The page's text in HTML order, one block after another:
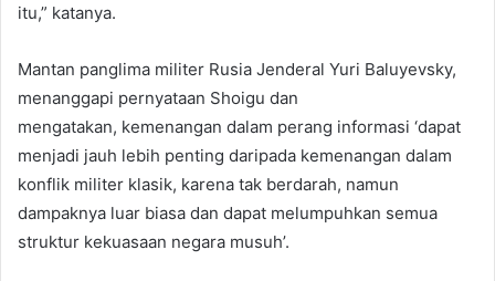
itu,” katanya.
Mantan panglima militer Rusia Jenderal Yuri Baluyevsky,
menanggapi pernyataan Shoigu dan
mengatakan, kemenangan dalam perang informasi ‘dapat
menjadi jauh lebih penting daripada kemenangan dalam
konflik militer klasik, karena tak berdarah, namun
dampaknya luar biasa dan dapat melumpuhkan semua
struktur kekuasaan negara musuh’.